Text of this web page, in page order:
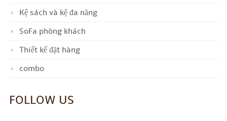
Kệ sách và kệ đa năng
SoFa phòng khách
Thiết kế đặt hàng
combo
FOLLOW US